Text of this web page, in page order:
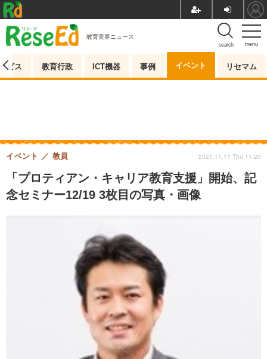
menu
search
教育業界ニュース
ビス 教育行政 ICT機器 事例 イベント リセマム
「プロティアン・キャリア教育支援」開始、記
念セミナー12/19 3枚目の写真・画像
イベント 教員 2021.11.11 Thu 11:20